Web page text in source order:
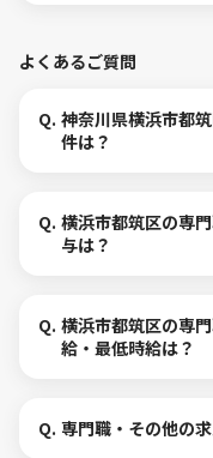
よくあるご質問
Q. 神奈川県横浜市都
件は？
Q. 横浜市都筑区の専
与は？
Q. 横浜市都筑区の専
給・最低時給は？
Q. 専門職・その他の